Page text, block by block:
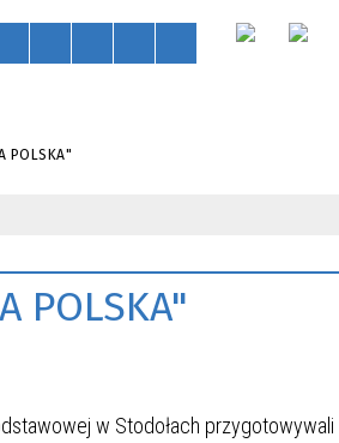
POLSKA"
POLSKA"
w Stodołach